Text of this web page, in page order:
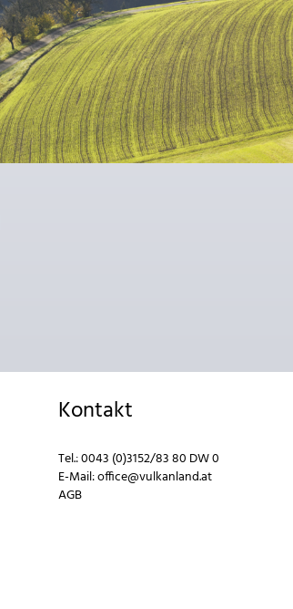
Kontakt
Tel.:0043 (0)3152/83 80 DW 0
E-Mail:office@vulkanland.at
AGB